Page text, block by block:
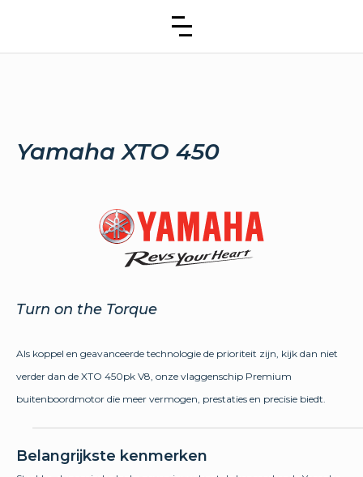
Yamaha XTO 450
Turn on the Torque
Als koppel en geavanceerde technologie de prioriteit zijn, kijk dan niet
verder dan de XTO 450pk V8, onze vlaggenschip Premium
buitenboordmotor die meer vermogen, prestaties en precisie biedt.
Belangrijkste kenmerken